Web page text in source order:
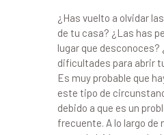
¿Has vuelto a olvidar
de tu casa? ¿Las has
lugar que desconoces?
dificultades para abrir
Es muy probable que
este tipo de
debido a que es un
frecuente. A lo largo de